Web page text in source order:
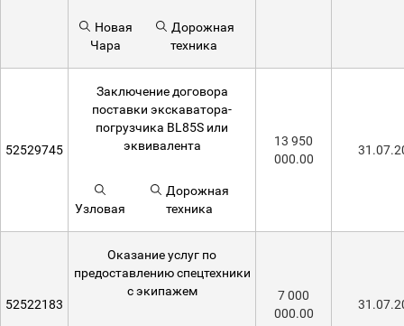
Новая
Чара
Дорожная
техника
52529745
Заключение договора
поставки экскаватора-
погрузчика BL85S или
эквивалента
Узловая
Дорожная
техника
13 950
000.00
52522183
Оказание услуг по
предоставлению спецтехники
с экипажем
7 000
000.00